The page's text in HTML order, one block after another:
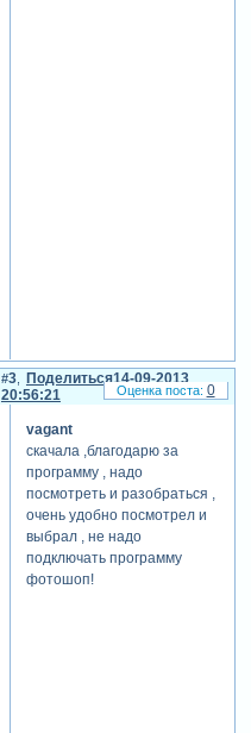
Поделиться
3
14-09-2013
20:56:21
vagant
скачала ,благодарю за
программу , надо
посмотреть и разобраться ,
очень удобно посмотрел и
выбрал , не надо
подключать программу
фотошоп!
0